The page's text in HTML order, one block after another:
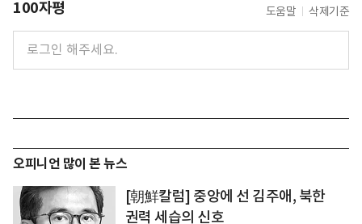
100자평 도움말 삭제기준
오피니언 많이 본 뉴스
[朝鮮칼럼] 중앙에 선 김주애, 북한
권력 세습의 신호